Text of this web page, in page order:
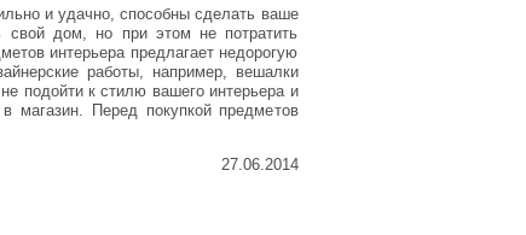
и удачно, способны сделать ваше
дом, но при этом не потратить
интерьера предлагает недорогую
работы, например, вешалки
подойти к стилю вашего интерьера и
магазин. Перед покупкой предметов
27.06.2014